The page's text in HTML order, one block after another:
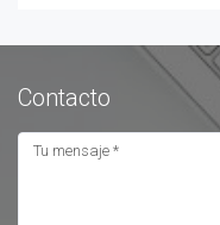
Contacto